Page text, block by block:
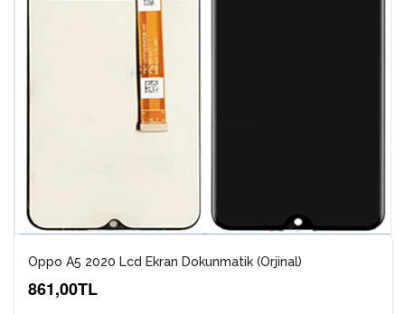
Oppo A5 2020 Lcd Ekran Dokunmatik (Orjinal)
861,00TL